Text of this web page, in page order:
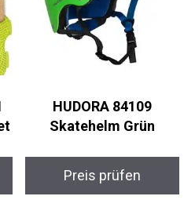
HUDORA 84109
Skatehelm Grün